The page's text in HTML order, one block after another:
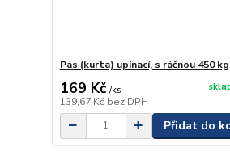
Pás (kurta) upínací, s ráčnou 450
169 Kč /ks
139,67 Kč bez DPH
Přidat do